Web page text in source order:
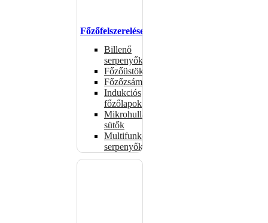
Főzőfelszerelések
Billenő
serpenyők
Főzőüstök
Főzőzsámolyok
Indukciós
főzőlapok
Mikrohullámú
sütők
Multifunkciós
serpenyők